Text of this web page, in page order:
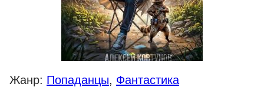
Жанр: Попаданцы, Фантастика